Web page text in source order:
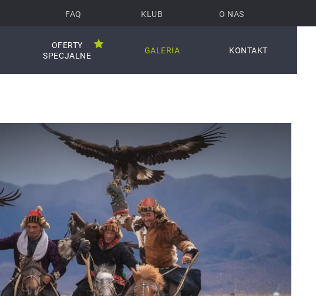
OFERTY
SPECJALNE
GALERIA KONTAKT
FAQ KLUB O NAS